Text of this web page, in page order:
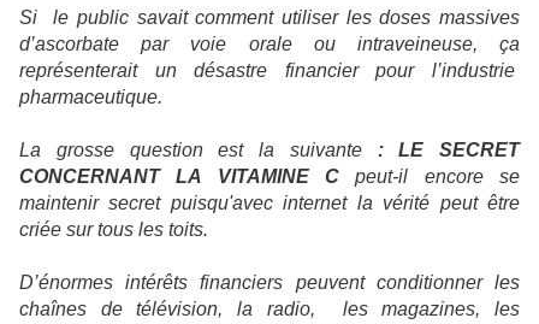
Si le public savait comment utiliser les doses massives
d’ascorbate par voie orale ou intraveineuse, ça
représenterait un désastre financier pour l’industrie
pharmaceutique.
La grosse question est la suivante : LE SECRET
CONCERNANT LA VITAMINE C peut-il encore se
maintenir secret puisqu'avec internet la vérité peut être
criée sur tous les toits.
D’énormes intérêts financiers peuvent conditionner les
chaînes de télévision, la radio, les magazines, les